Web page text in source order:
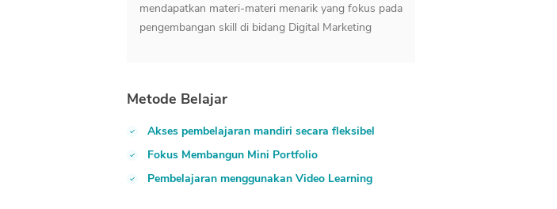
mendapatkan materi-materi menarik yang fokus pada
pengembangan skill di bidang Digital Marketing
Metode Belajar
Akses pembelajaran mandiri secara fleksibel
Fokus Membangun Mini Portfolio
Pembelajaran menggunakan Video Learning